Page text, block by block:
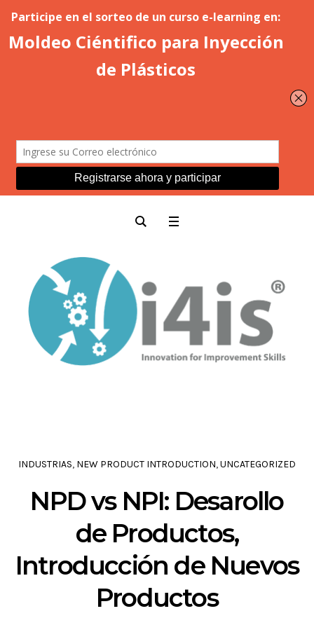
INDUSTRIAS, NEW PRODUCT INTRODUCTION,UNCATEGORIZED
NPD vs NPI: Desarollo
de Productos,
Introducción de Nuevos
Productos